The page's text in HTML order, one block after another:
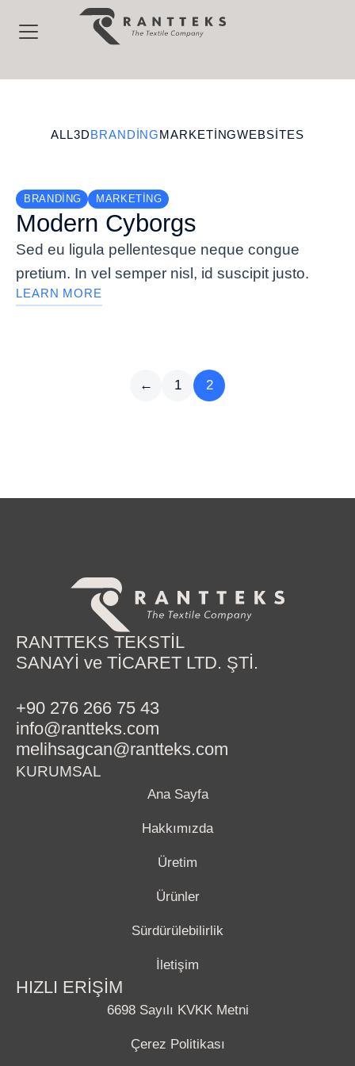
ALL3DBRANDINGMARKETINGWEBSITES
BRANDING MARKETING
Modern Cyborgs
Sed eu ligula pellentesque neque congue
pretium. In vel semper nisl, id suscipit justo.
LEARN MORE
← 1 2
RANTTEKS TEKSTİL
SANAYİ ve TİCARET LTD. ŞTİ.
+90 276 266 75 43
info@rantteks.com
melihsagcan@rantteks.com
KURUMSAL
Ana Sayfa
Hakkımızda
Üretim
Ürünler
Sürdürülebilirlik
İletişim
HIZLI ERİŞİM
6698 Sayılı KVKK Metni
Çerez Politikası